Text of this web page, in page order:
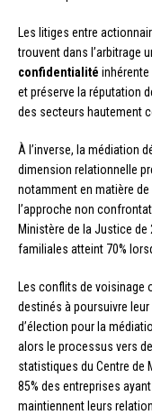
Les litiges entre
trouvent dans l’arbitrage
confidentialité
et préserve la réputation
des secteurs hautement
À l’inverse, la médiation
dimension relationnelle
notamment en matière
l’approche non
Ministère de la Justice
familiales atteint 70%
Les conflits de voisinage
destinés à poursuivre
d’élection pour la
alors le processus vers
statistiques du Centre de
85% des entreprises
maintiennent leurs